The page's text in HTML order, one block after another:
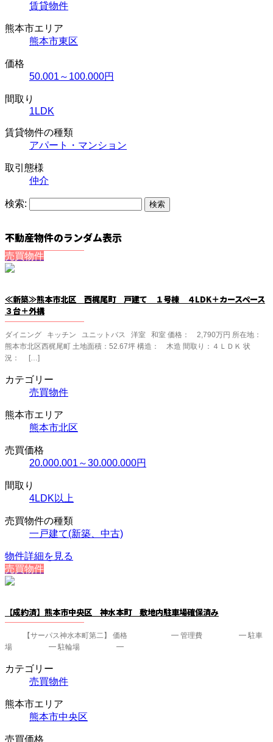
賃貸物件
熊本市エリア
熊本市東区
価格
50.001～100.000円
間取り
1LDK
賃貸物件の種類
アパート・マンション
取引態様
仲介
検索:
不動産物件のランダム表示
売買物件
≪新築≫熊本市北区 西梶尾町 戸建て １号棟 ４LDK＋カースペース
３台＋外構
ダイニング キッチン ユニットバス 洋室 和室 価格： 2,790万円 所在地：
熊本市北区西梶尾町 土地面積：52.67坪 構造： 木造 間取り：４ＬＤＫ 状
況： […]
カテゴリー
売買物件
熊本市エリア
熊本市北区
売買価格
20.000.001～30.000.000円
間取り
4LDK以上
売買物件の種類
一戸建て(新築、中古)
物件詳細を見る
売買物件
【成約済】熊本市中央区 神水本町 敷地内駐車場確保済み
【サーパス神水本町第二】 価格 ━ 管理費 ━ 駐車
場 ━ 駐輪場 ━
カテゴリー
売買物件
熊本市エリア
熊本市中央区
売買価格